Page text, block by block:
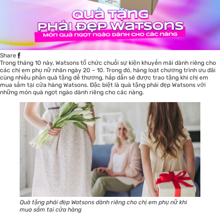
Share
Trong tháng 10 này, Watsons tổ chức chuỗi sự kiện khuyến mãi dành riêng cho
các chị em phụ nữ nhân ngày 20 – 10. Trong đó, hàng loạt chương trình ưu đãi
cùng nhiều phần quà tặng dễ thương, hấp dẫn sẽ được trao tặng khi chị em
mua sắm tại cửa hàng Watsons. Đặc biệt là quà tặng phái đẹp Watsons với
những món quà ngọt ngào dành riêng cho các nàng.
Quà tặng phái đẹp Watsons dành riêng cho chị em phụ nữ khi
mua sắm tại cửa hàng